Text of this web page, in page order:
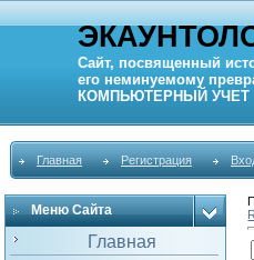
Сайт, посвященный
его неминуемому
КОМПЬЮТЕРНЫЙ УЧЕТ
Главная Регистрация
Меню Сайта
Главная